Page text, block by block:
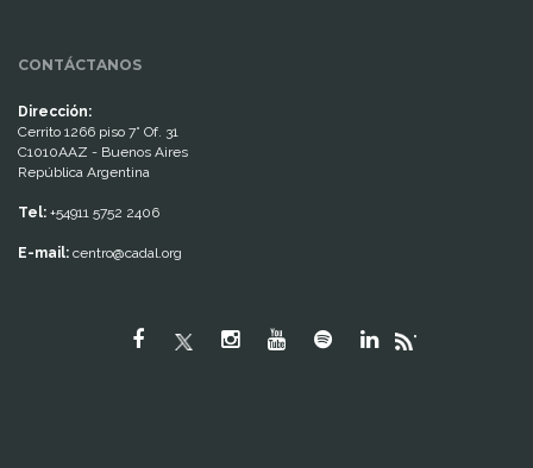
CONTÁCTANOS
Dirección:
Cerrito 1266 piso 7° Of. 31
C1010AAZ - Buenos Aires
República Argentina
Tel: +54911 5752 2406
E-mail: centro@cadal.org
"